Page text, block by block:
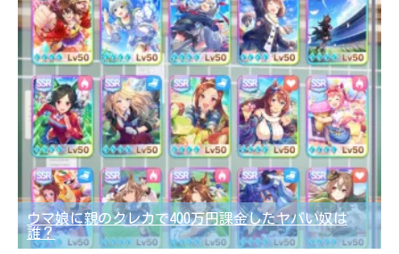
ウマ娘に親のクレカで400万円課金したヤバい奴は
誰？